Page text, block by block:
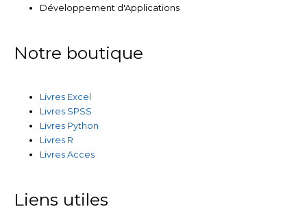
Développement d'Applications
Notre boutique
Livres Excel
Livres SPSS
Livres Python
Livres R
Livres Acces
Liens utiles